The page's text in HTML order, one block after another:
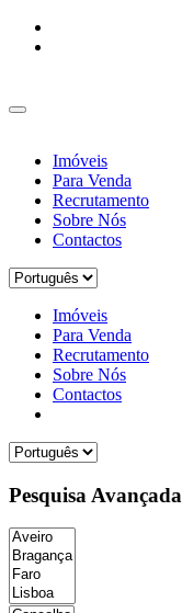
Imóveis
Para Venda
Recrutamento
Sobre Nós
Contactos
Imóveis
Para Venda
Recrutamento
Sobre Nós
Contactos
Pesquisa Avançada